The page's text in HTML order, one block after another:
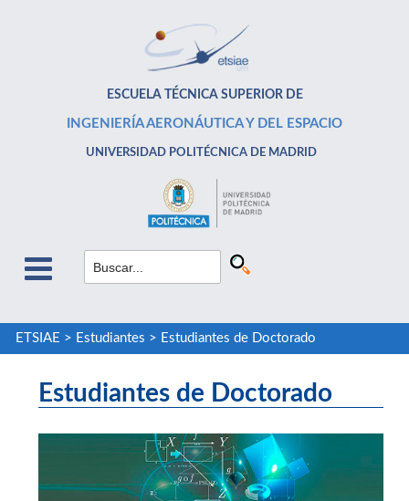
ESCUELA TÉCNICA SUPERIOR DE
INGENIERÍA AERONÁUTICA Y DEL ESPACIO
UNIVERSIDAD POLITÉCNICA DE MADRID
ETSIAE > Estudiantes > Estudiantes de Doctorado
Estudiantes de Doctorado